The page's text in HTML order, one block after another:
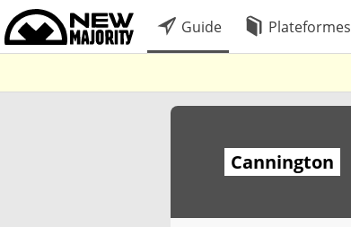
Guide Plateformes
Cannington